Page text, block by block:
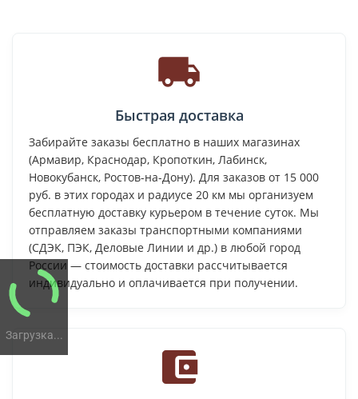
Загрузка...
Быстрая доставка
Забирайте заказы бесплатно в наших магазинах
(Армавир, Краснодар, Кропоткин, Лабинск,
Новокубанск, Ростов-на-Дону). Для заказов от 15 000
руб. в этих городах и радиусе 20 км мы организуем
бесплатную доставку курьером в течение суток. Мы
отправляем заказы транспортными компаниями
(СДЭК, ПЭК, Деловые Линии и др.) в любой город
России — стоимость доставки рассчитывается
индивидуально и оплачивается при получении.